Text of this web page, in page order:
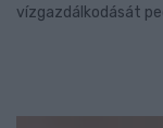
vízgazdálkodását